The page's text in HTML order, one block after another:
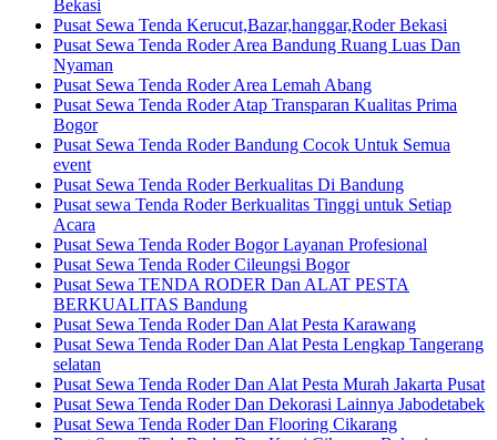
Bekasi
Pusat Sewa Tenda Kerucut,Bazar,hanggar,Roder Bekasi
Pusat Sewa Tenda Roder Area Bandung Ruang Luas Dan
Nyaman
Pusat Sewa Tenda Roder Area Lemah Abang
Pusat Sewa Tenda Roder Atap Transparan Kualitas Prima
Bogor
Pusat Sewa Tenda Roder Bandung Cocok Untuk Semua
event
Pusat Sewa Tenda Roder Berkualitas Di Bandung
Pusat sewa Tenda Roder Berkualitas Tinggi untuk Setiap
Acara
Pusat Sewa Tenda Roder Bogor Layanan Profesional
Pusat Sewa Tenda Roder Cileungsi Bogor
Pusat Sewa TENDA RODER Dan ALAT PESTA
BERKUALITAS Bandung
Pusat Sewa Tenda Roder Dan Alat Pesta Karawang
Pusat Sewa Tenda Roder Dan Alat Pesta Lengkap Tangerang
selatan
Pusat Sewa Tenda Roder Dan Alat Pesta Murah Jakarta Pusat
Pusat Sewa Tenda Roder Dan Dekorasi Lainnya Jabodetabek
Pusat Sewa Tenda Roder Dan Flooring Cikarang